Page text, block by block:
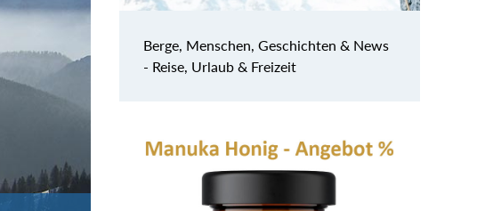
Berge, Menschen, Geschichten & News
- Reise, Urlaub & Freizeit